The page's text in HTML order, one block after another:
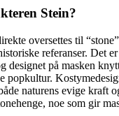
Stein?
oversettes til
referanser. Det
designet på masken
popkultur.
naturens evige kraft
noe som gir